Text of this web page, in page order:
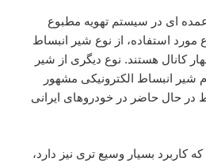
ای در سیستم تهویه مطبوع
مورد استفاده، از نوع شیر انبساط
کانال هستند. نوع دیگری از شیر
شیر انبساط الکترونیکی مشهور
حال حاضر در خودروهای ایرانی
کاربرد بسیار وسیع تری نیز دارد،